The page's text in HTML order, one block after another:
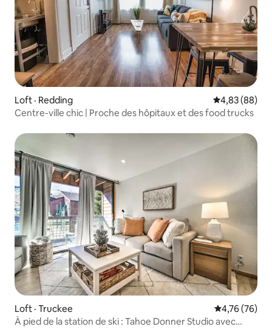
Loft · Redding Note
4,83 (88)
Centre-ville chic | Proche des hôpitaux et des food trucks
Loft · Truckee Note
4,76 (76)
À pied de la station de ski : Tahoe Donner Studio avec